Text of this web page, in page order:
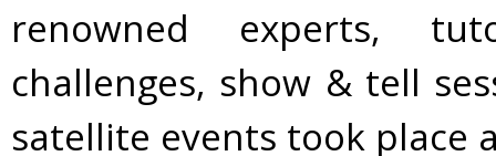
renowned experts,
challenges, show & tell
satellite events took place